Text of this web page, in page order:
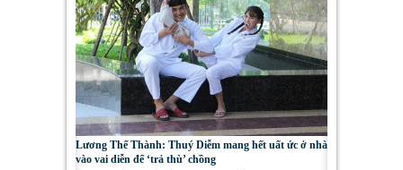
Lương Thế Thành: Thuý Diễm mang hết uất ức ở nhà
vào vai diễn để ‘trả thù’ chồng